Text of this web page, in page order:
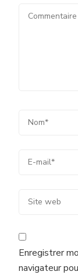
Enregistrer
navigateur